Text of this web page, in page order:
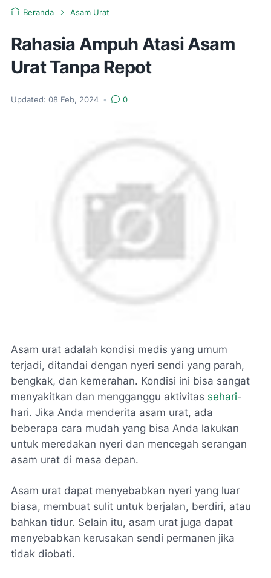
Beranda Asam Urat
Rahasia Ampuh Atasi Asam
Urat Tanpa Repot
Updated: 08 Feb, 2024 • 0
Asam urat adalah kondisi medis yang umum
terjadi, ditandai dengan nyeri sendi yang parah,
bengkak, dan kemerahan. Kondisi ini bisa sangat
menyakitkan dan mengganggu aktivitas sehari-
hari. Jika Anda menderita asam urat, ada
beberapa cara mudah yang bisa Anda lakukan
untuk meredakan nyeri dan mencegah serangan
asam urat di masa depan.
Asam urat dapat menyebabkan nyeri yang luar
biasa, membuat sulit untuk berjalan, berdiri, atau
bahkan tidur. Selain itu, asam urat juga dapat
menyebabkan kerusakan sendi permanen jika
tidak diobati.